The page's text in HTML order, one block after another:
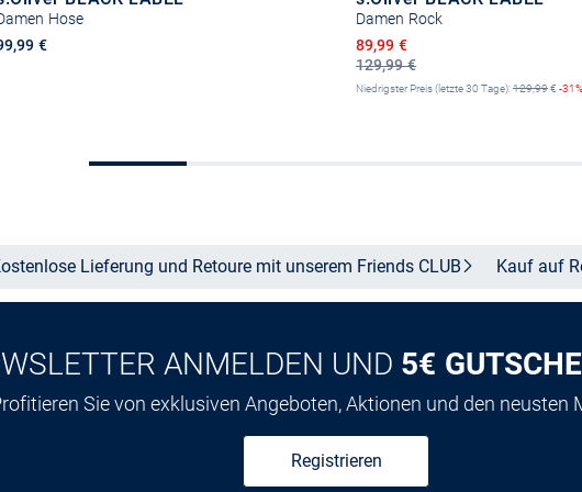
Hose
€
Größe auswählen
Damen Rock
129,99 €
Ermäßigter Preis
89,99 €
Niedrigster Preis (letzte 30 Tage):129,99€ -31%
Lieferung und Retoure mit unserem Friends CLUB Kauf auf
ANMELDEN UND 5€
Sie von exklusiven Angeboten, Aktionen und den neusten
Registrieren